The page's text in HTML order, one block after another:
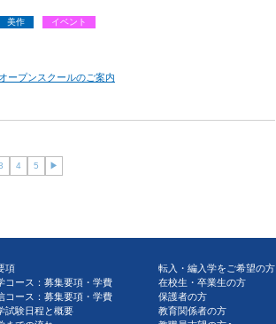
美作 イベント
ープンスクールのご案内
4 5 ▶︎
項
コース：募集要項・学費
コース：募集要項・学費
試験日程と概要
転入・編入学をご希望の方
在校生・卒業生の方
保護者の方
教育関係者の方